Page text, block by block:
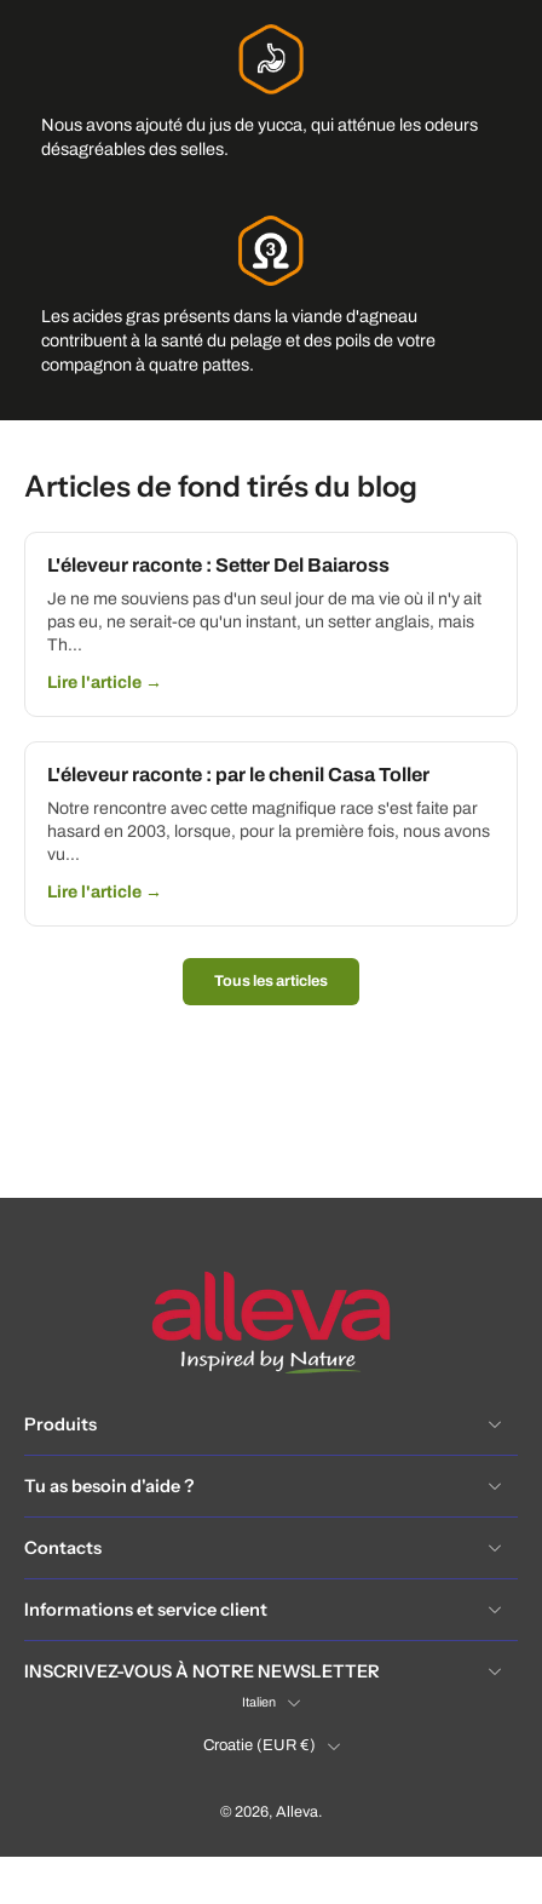
Ajouter une image d'arrière-
Nous avons ajouté du jus de yucca, qui atténue les odeurs
désagréables des selles.
Les acides gras présents dans la viande d'agneau
contribuent à la santé du pelage et des poils de votre
compagnon à quatre pattes.
Articles de fond tirés du blog
L'éleveur raconte : Setter Del Baiaross
Je ne me souviens pas d'un seul jour de ma vie où il n'y ait
pas eu, ne serait-ce qu'un instant, un setter anglais, mais
Th...
Lire l'article →
L'éleveur raconte : par le chenil Casa Toller
Notre rencontre avec cette magnifique race s'est faite par
hasard en 2003, lorsque, pour la première fois, nous avons
vu...
Lire l'article →
Tous les articles
Produits
Tu as besoin d'aide ?
Contacts
Informations et service client
INSCRIVEZ-VOUS À NOTRE NEWSLETTER
Italien
Croatie ‎(EUR €)‎
© 2026, Alleva.